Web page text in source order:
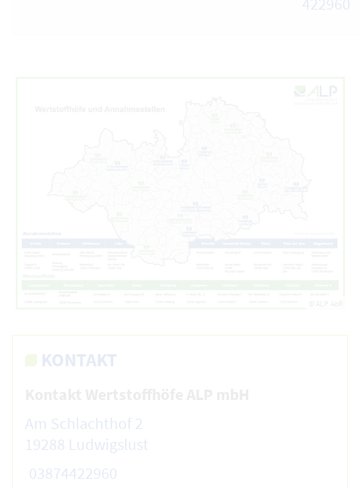
KONTAKT
Am Schlachthof 2
19288 Ludwigslust
03874422960